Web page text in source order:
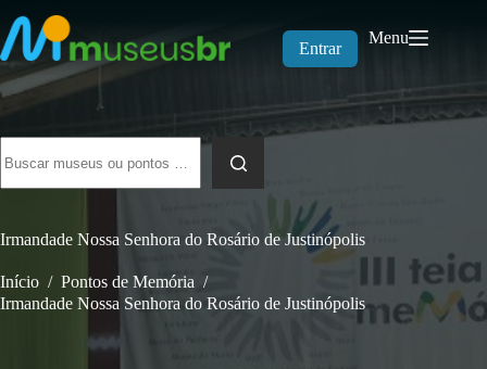
para
o
conteúdo
Entrar
Menu
resultados
Irmandade Nossa Senhora do Rosário de Justinópolis
Início / Pontos de Memória /
Irmandade Nossa Senhora do Rosário de Justinópolis